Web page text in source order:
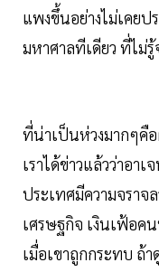
แพงขึ้นอย่างไม่เคยป
มหาศาลทีเดียว ที่ไม่รู้
ที่น่าเป็นห่วงมากๆคือ
เราได้ข่าวแล้วว่าอา
ประเทศมีความจราจ
เศรษฐกิจ เงินเฟ้อ
เมื่อเขาถูกกระทบ ถ้